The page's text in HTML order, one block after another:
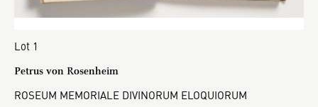
Lot 1
Petrus von Rosenheim
ROSEUM MEMORIALE DIVINORUM ELOQUIORUM